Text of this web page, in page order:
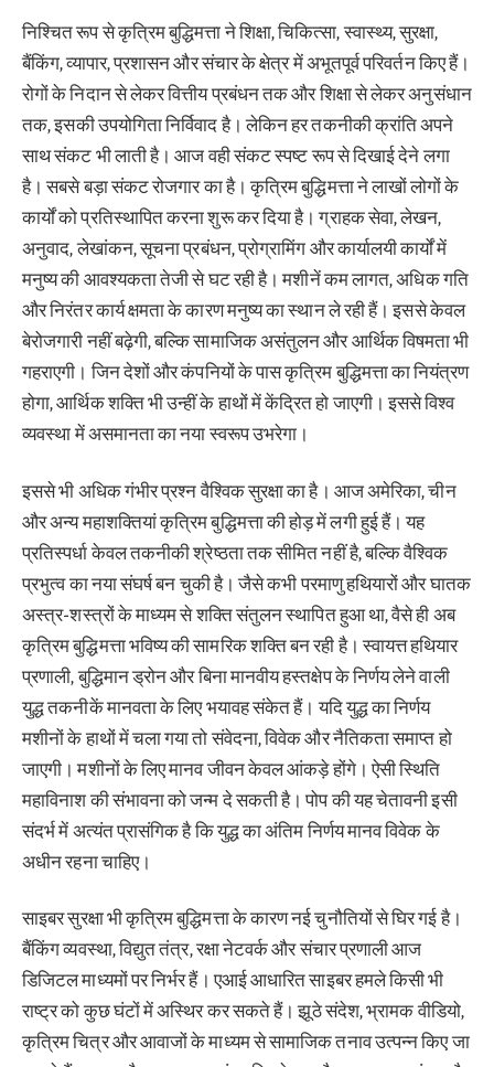
निश्चित रूप से कृत्रिम बुद्धिमत्ता ने शिक्षा, चिकित्सा, स्वास्थ्य, सुरक्षा,
बैंकिंग, व्यापार, प्रशासन और संचार के क्षेत्र में अभूतपूर्व परिवर्तन किए हैं।
रोगों के निदान से लेकर वित्तीय प्रबंधन तक और शिक्षा से लेकर अनुसंधान
तक, इसकी उपयोगिता निर्विवाद है। लेकिन हर तकनीकी क्रांति अपने
साथ संकट भी लाती है। आज वही संकट स्पष्ट रूप से दिखाई देने लगा
है। सबसे बड़ा संकट रोजगार का है। कृत्रिम बुद्धिमत्ता ने लाखों लोगों के
कार्यों को प्रतिस्थापित करना शुरू कर दिया है। ग्राहक सेवा, लेखन,
अनुवाद, लेखांकन, सूचना प्रबंधन, प्रोग्रामिंग और कार्यालयी कार्यों में
मनुष्य की आवश्यकता तेजी से घट रही है। मशीनें कम लागत, अधिक गति
और निरंतर कार्य क्षमता के कारण मनुष्य का स्थान ले रही हैं। इससे केवल
बेरोजगारी नहीं बढ़ेगी, बल्कि सामाजिक असंतुलन और आर्थिक विषमता भी
गहराएगी। जिन देशों और कंपनियों के पास कृत्रिम बुद्धिमत्ता का नियंत्रण
होगा, आर्थिक शक्ति भी उन्हीं के हाथों में केंद्रित हो जाएगी। इससे विश्व
व्यवस्था में असमानता का नया स्वरूप उभरेगा।
इससे भी अधिक गंभीर प्रश्न वैश्विक सुरक्षा का है। आज अमेरिका, चीन
और अन्य महाशक्तियां कृत्रिम बुद्धिमत्ता की होड़ में लगी हुई हैं। यह
प्रतिस्पर्धा केवल तकनीकी श्रेष्ठता तक सीमित नहीं है, बल्कि वैश्विक
प्रभुत्व का नया संघर्ष बन चुकी है। जैसे कभी परमाणु हथियारों और घातक
अस्त्र-शस्त्रों के माध्यम से शक्ति संतुलन स्थापित हुआ था, वैसे ही अब
कृत्रिम बुद्धिमत्ता भविष्य की सामरिक शक्ति बन रही है। स्वायत्त हथियार
प्रणाली, बुद्धिमान ड्रोन और बिना मानवीय हस्तक्षेप के निर्णय लेने वाली
युद्ध तकनीकें मानवता के लिए भयावह संकेत हैं। यदि युद्ध का निर्णय
मशीनों के हाथों में चला गया तो संवेदना, विवेक और नैतिकता समाप्त हो
जाएगी। मशीनों के लिए मानव जीवन केवल आंकड़े होंगे। ऐसी स्थिति
महाविनाश की संभावना को जन्म दे सकती है। पोप की यह चेतावनी इसी
संदर्भ में अत्यंत प्रासंगिक है कि युद्ध का अंतिम निर्णय मानव विवेक के
अधीन रहना चाहिए।
साइबर सुरक्षा भी कृत्रिम बुद्धिमत्ता के कारण नई चुनौतियों से घिर गई है।
बैंकिंग व्यवस्था, विद्युत तंत्र, रक्षा नेटवर्क और संचार प्रणाली आज
डिजिटल माध्यमों पर निर्भर हैं। एआई आधारित साइबर हमले किसी भी
राष्ट्र को कुछ घंटों में अस्थिर कर सकते हैं। झूठे संदेश, भ्रामक वीडियो,
कृत्रिम चित्र और आवाजों के माध्यम से सामाजिक तनाव उत्पन्न किए जा